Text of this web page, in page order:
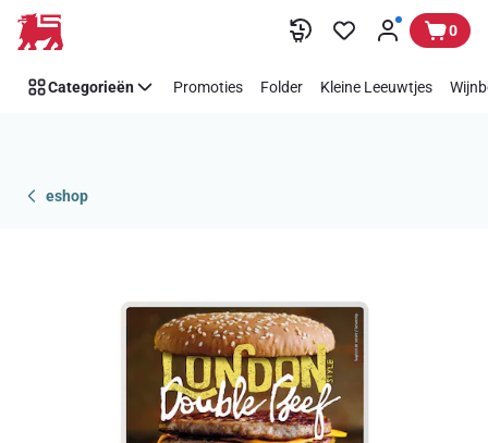
Overslaan 0
Categorieën Promoties Folder Kleine Leeuwtjes
eshop